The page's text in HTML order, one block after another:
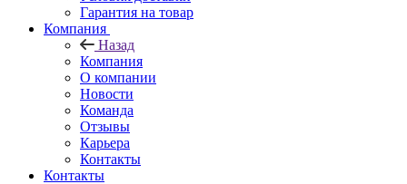
Гарантия на товар
Компания
Назад
Компания
О компании
Новости
Команда
Отзывы
Карьера
Контакты
Контакты